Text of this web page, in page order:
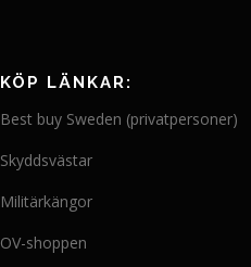
KÖP LÄNKAR:
Best buy Sweden (privatpersoner)
Skyddsvästar
Militärkängor
OV-shoppen